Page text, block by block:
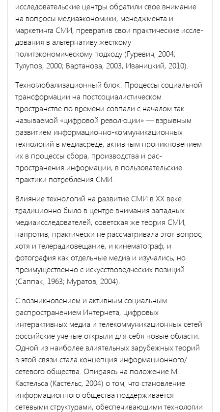
исследовательские центры обратили свое внимание
на вопросы медиаэкономики, ме­неджмента и
маркетинга СМИ, превратив свои практические иссле­
дования в альтернативу жесткому
политэкономическому подходу (Гу­ревич, 2004;
Тулупов, 2000; Вартанова, 2003, Иваницкий, 2010).
Техноглобализационный блок. Процессы социальной
трансформа­ции на постсоциалистическом
пространстве по времени совпали с началом так
называемой «цифровой революции» — взрывным
разви­тием информационно-коммуникационных
технологий в медиасреде, активным проникновением
их в процессы сбора, производства и рас­
пространения информации, в пользовательские
практики потребле­ния СМИ.
Влияние технологий на развитие СМИ в ХХ веке
традиционно было в центре внимания западных
медиаисследователей, советская же теория СМИ,
напротив, практически не рассматривала этот во­прос,
хотя и телерадиовещание, и кинематограф, и
фотография как отдельные медиа и изучались, но
преимущественно с искусствовед­ческих позиций
(Саппак, 1963; Муратов, 2004).
С возникновением и активным социальным
распространением Ин­тернета, цифровых
интерактивных медиа и телекоммуникационных се­тей
российские ученые открыли для себя новые области.
Одной из наи­более влиятельных зарубежных теорий
в этой связи стала концепция информационного/
сетевого общества. Опираясь на положение М.
Кастельса (Кастельс, 2004) о том, что становление
информационного обще­ства поддерживается
сетевыми структурами, обеспечивающими техно­логии